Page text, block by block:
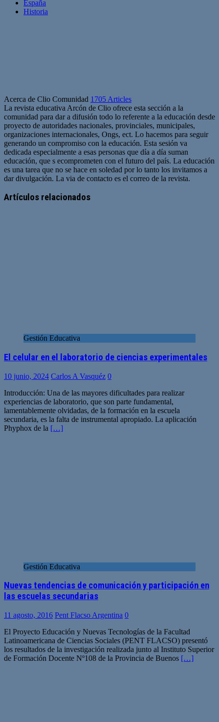
España
Historia
Acerca de Clio Comunidad 1705 Articles
La revista educativa Arcón de Clio ofrece esta sección a la
comunidad para dar a difusión todo lo referente a la educación desde
proyecto de autoridades nacionales, provinciales, municipales,
organizaciones internacionales, Ongs, ect. Lo hacemos para seguir
generando un compromiso con la educación. Esta sesión va
dedicada especialmente a esas personas que día a día suman
educación, que s ecomprometen con el futuro del país. La educación
es una tarea que no se hace en soledad por lo tanto los invitamos a
dar divulgación. La via de contacto es el correo de la revista.
web
Artículos relacionados
Gestión Educativa
El celular en el laboratorio de ciencias experimentales
10 junio, 2024 Carlos A Vasquéz 0
Introducción: Una de las mayores dificultades para realizar
experiencias de laboratorio, que son parte fundamental,
lamentablemente olvidadas, de la formación en la escuela
secundaria, es la falta de instrumental apropiado. La aplicación
Phyphox de la […]
Gestión Educativa
Nuevas tendencias de comunicación y participación en
las escuelas secundarias
11 agosto, 2016 Pent Flacso Argentina 0
El Proyecto Educación y Nuevas Tecnologías de la Facultad
Latinoamericana de Ciencias Sociales (PENT FLACSO) presentó
los resultados de la investigación realizada junto al Instituto Superior
de Formación Docente Nº108 de la Provincia de Buenos […]